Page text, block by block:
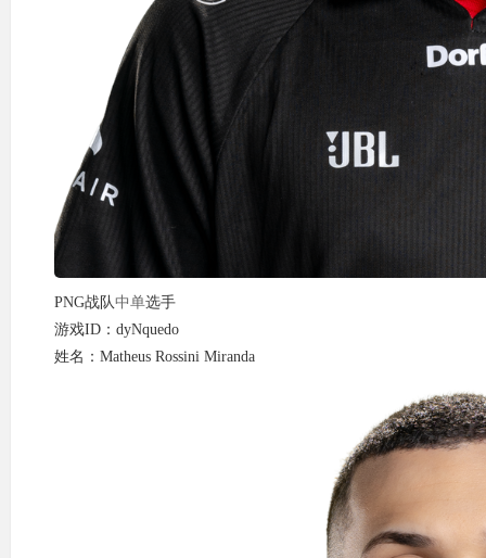
PNG战队中单选手
游戏ID：dyNquedo
姓名：Matheus Rossini Miranda